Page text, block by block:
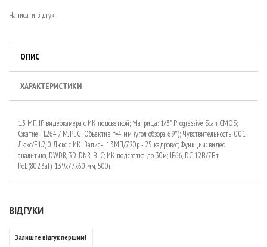
Написати відгук
ОПИС
ХАРАКТЕРИСТИКИ
1.3 МП IP видеокамера с ИК подсветкой; Матрица: 1/3" Progressive Scan CMOS;
Сжатие: H.264 / MJPEG; Объектив: f=4 мм (угол обзора 69°); Чувствительность: 0.01
Люкс/F1.2, 0 Люкс с ИК; Запись: 1.3МП/720р - 25 кадров/с; Функции: видео
аналитика, DWDR, 3D-DNR, BLC; ИК подсветка до 30м; IP66, DC 12В/7Вт,
PoE(802.3af), 139х77х60 мм, 500г.
ВІДГУКИ
Залиште відгук першим!